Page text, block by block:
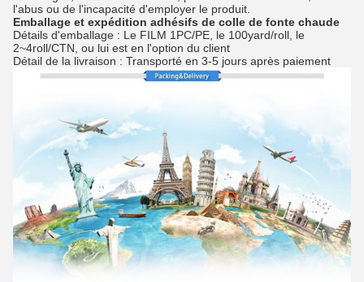
l'abus ou de l'incapacité d'employer le produit.
Emballage et expédition adhésifs de colle de fonte chaude
Détails d'emballage : Le FILM 1PC/PE, le 100yard/roll, le
2~4roll/CTN, ou lui est en l'option du client
Détail de la livraison : Transporté en 3-5 jours après paiement